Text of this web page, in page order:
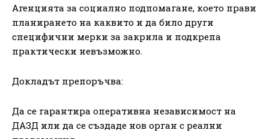
Агенцията за социално подпомагане, което прави
планирането на каквито и да било други
специфични мерки за закрила и подкрепа
практически невъзможно.
Докладът препоръчва:
Да се гарантира оперативна независимост на
ДАЗД или да се създаде нов орган с реални